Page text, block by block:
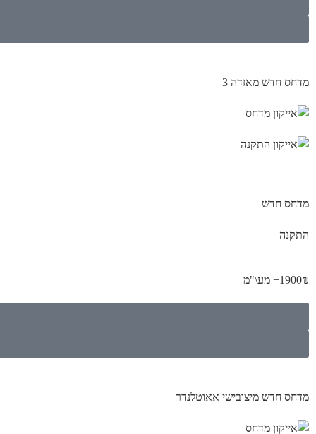
מדחס חדש מאזדה 3
מדחס חדש
התקנה
1900₪+ מע\"מ
מדחס חדש מיצובישי אאוטלנדר